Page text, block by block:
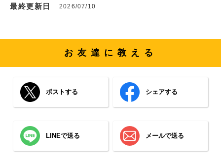
最終更新日 2026/07/10
お友達に教える
ポストする シェアする
LINEで送る メールで送る